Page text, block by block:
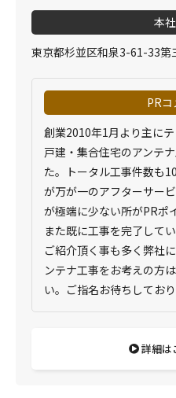
本
東京都杉並区和泉3-61-33第
PRコ
創業2010年1月より主に
戸建・集合住宅のアンテ
た。トータル工事件数も
が万が一のアフターサー
が極端に少ない所がPRポ
また既に工事を完了して
ご紹介頂く事も多く弊社
ンテナ工事をお考えの方
い。ご指名お待ちしており
詳細は